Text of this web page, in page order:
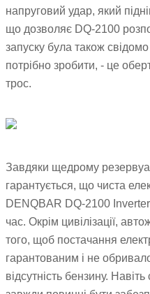
напруговий удар, який
що дозволяє DQ-2100
запуску була також
потрібно зробити, - це
трос.
Завдяки щедрому
гарантується, що чиста
DENQBAR DQ-2100
час. Окрім цивілізації,
того, щоб постачання
гарантованим і не
відсутність бензину.